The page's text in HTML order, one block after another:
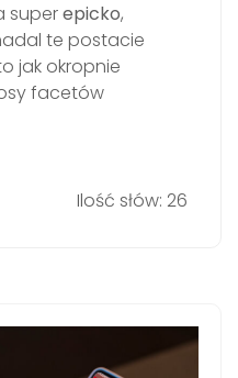
superepicko,
te postacie
jak okropnie
facetów
Ilość słów: 26